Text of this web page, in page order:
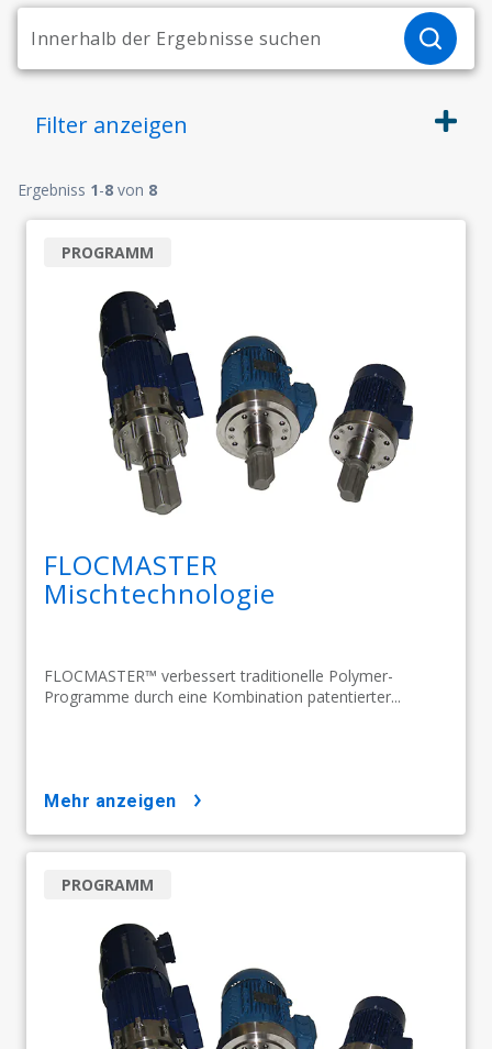
Filter anzeigen
Ergebniss 1-8 von 8
FLOCMASTER
Mischtechnologie
FLOCMASTER™ verbessert traditionelle Polymer-
Programme durch eine Kombination patentierter...
PROGRAMM
mehr anzeigen
PROGRAMM